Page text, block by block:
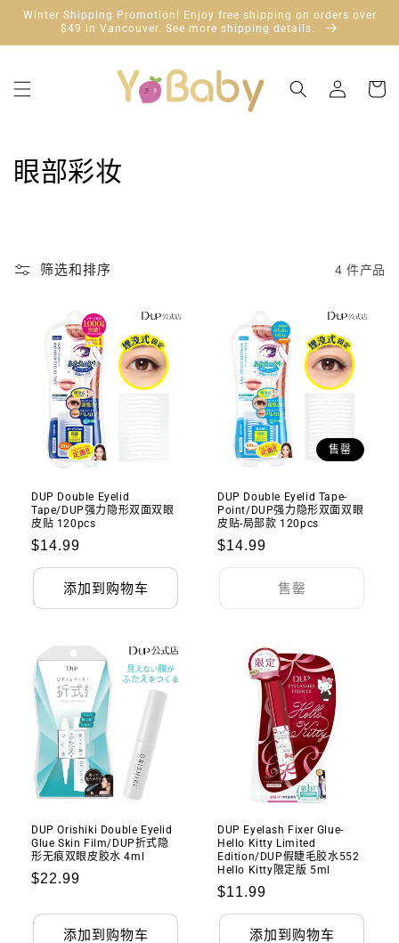
跳到内
Winter Shipping Promotion! Enjoy free shipping on orders over
$49 in Vancouver. See more shipping details.
录
物
收
眼部彩妆
筛选和排序 4 件产品
DUP Double Eyelid
Tape/DUP强力隐形双面双眼
皮贴 120pcs
常
规
格
$14.99
添加到购物车
售罄
DUP Double Eyelid Tape-
Point/DUP强力隐形双面双眼
皮贴-局部款 120pcs
常
规
格
$14.99
售罄
DUP Orishiki Double Eyelid
Glue Skin Film/DUP折式隐
形无痕双眼皮胶水 4ml
常
价
$22.99
添加到购物车
DUP Eyelash Fixer Glue-
Hello Kitty Limited
Edition/DUP假睫毛胶水552
Hello Kitty限定版 5ml
常
规
$11.99
添加到购物车